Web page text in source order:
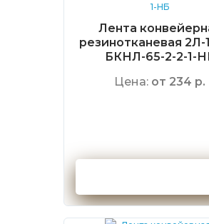
Лента
резинотканевая 2Л-
БКНЛ-65-2-2-1-
Цена: от 234 р.